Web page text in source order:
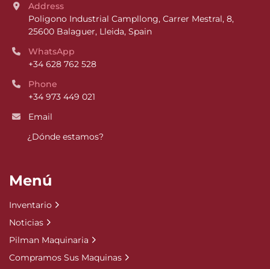
Address
Poligono Industrial Campllong, Carrer Mestral, 8,
25600 Balaguer, Lleida, Spain
WhatsApp
+34 628 762 528
Phone
+34 973 449 021
Email
¿Dónde estamos?
Menú
Inventario
Noticias
Pilman Maquinaria
Compramos Sus Maquinas